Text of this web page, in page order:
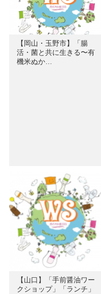
【岡山・玉野市】「腸
活・菌と共に生きる〜有
機米ぬか…
【山口】「手前醤油ワー
クショップ」「ランチ」